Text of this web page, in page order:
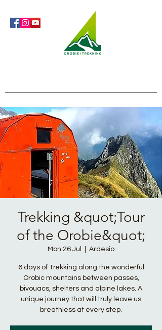
Trekking &quot;Tour
of the Orobie&quot;
Mon 26 Jul Ardesio
6 days of Trekking along the wonderful
Orobic mountains between passes,
bivouacs, shelters and alpine lakes. A
unique journey that will truly leave us
breathless at every step.